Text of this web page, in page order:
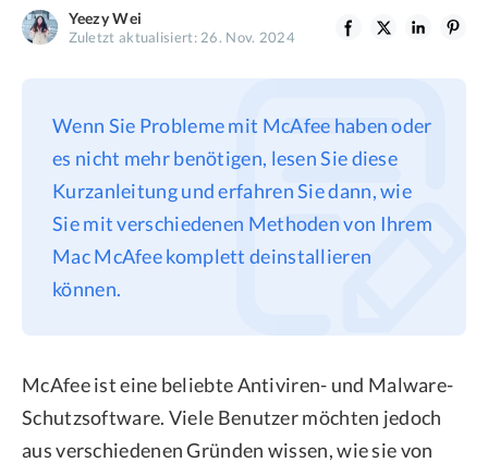
BuhoLaunchpad
Datenschutz
Refund Policy
Yeezy Wei
Zuletzt aktualisiert: 26. Nov. 2024
Wenn Sie Probleme mit McAfee haben oder
es nicht mehr benötigen, lesen Sie diese
Kurzanleitung und erfahren Sie dann, wie
Sie mit verschiedenen Methoden von Ihrem
Mac McAfee komplett deinstallieren
können.
McAfee ist eine beliebte Antiviren- und Malware-
Schutzsoftware. Viele Benutzer möchten jedoch
aus verschiedenen Gründen wissen, wie sie von